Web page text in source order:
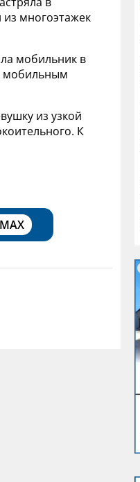
многоэтажек
мобильник в
мобильным
из узкой
К
MAX